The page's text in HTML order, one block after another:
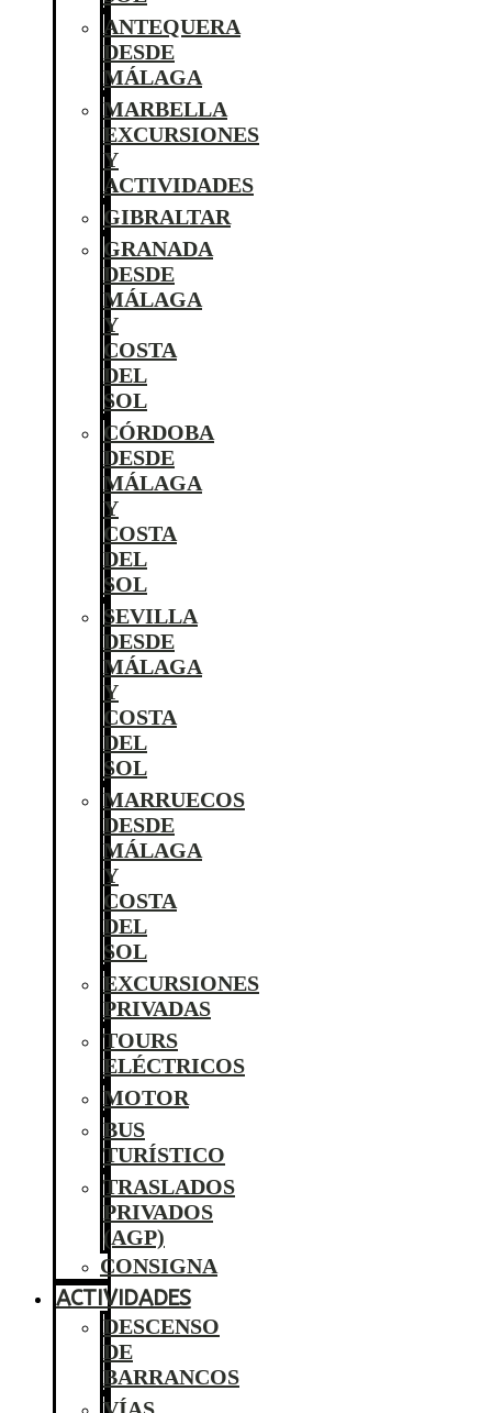
ANTEQUERA
DESDE
MÁLAGA
MARBELLA
EXCURSIONES
Y
ACTIVIDADES
GIBRALTAR
GRANADA
DESDE
MÁLAGA
Y
COSTA
DEL
SOL
CÓRDOBA
DESDE
MÁLAGA
Y
COSTA
DEL
SOL
SEVILLA
DESDE
MÁLAGA
Y
COSTA
DEL
SOL
MARRUECOS
DESDE
MÁLAGA
Y
COSTA
DEL
SOL
EXCURSIONES
PRIVADAS
TOURS
ELÉCTRICOS
MOTOR
BUS
TURÍSTICO
TRASLADOS
PRIVADOS
(AGP)
CONSIGNA
ACTIVIDADES
DESCENSO
DE
BARRANCOS